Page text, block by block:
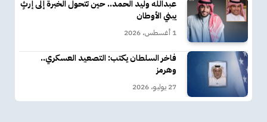
عبدالله وليد الحمد.. حين تتحول الخبرة إلى إرثٍ
يبني الأوطان
1 أغسطس، 2026
فاخر السلطان يكتب: التصعيد العسكري..
وهرمز
27 يوليو، 2026